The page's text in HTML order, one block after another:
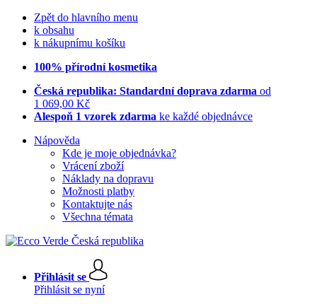
Zpět do hlavního menu
k obsahu
k nákupnímu košíku
100% přírodní kosmetika
Česká republika: Standardní doprava zdarma od
1 069,00 Kč
Alespoň 1 vzorek zdarma ke každé objednávce
Nápověda
Kde je moje objednávka?
Vrácení zboží
Náklady na dopravu
Možnosti platby
Kontaktujte nás
Všechna témata
Přihlásit se
Přihlásit se nyní